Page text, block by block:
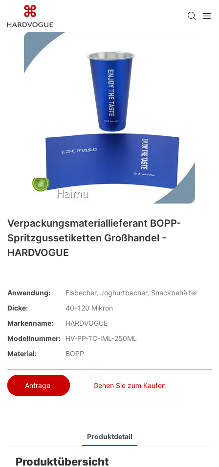
Verpackungsmateriallieferant BOPP-
Spritzgussetiketten Großhandel -
HARDVOGUE
Anwendung:
Eisbecher, Joghurtbecher, Snackbehälter
Dicke:
40–120 Mikron
Markenname:
HARDVOGUE
Modellnummer:
HV-PP-TC-IML-250ML
Material:
BOPP
Anfrage Gehen Sie zum Kaufen
Produktdetail
Produktübersicht